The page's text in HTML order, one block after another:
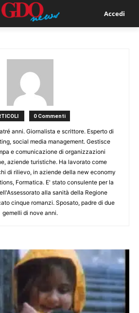
Accedi
0 Commenti
anni. Giornalista e scrittore. Esperto di
social media management. Gestisce
e comunicazione di organizzazioni
aziende turistiche. Ha lavorato come
di rilievo, in aziende della new economy
Formatica. E' stato consulente per la
alla sanità della Regione
cinque romanzi. Sposato, padre di due
gemelli di nove anni.